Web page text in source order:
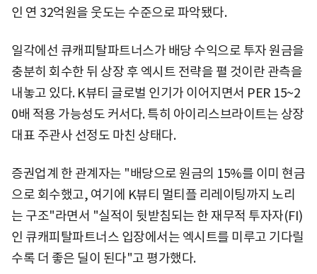
인 연 32억원을 웃도는 수준으로 파악됐다.
일각에선 큐캐피탈파트너스가 배당 수익으로 투자 원금을
충분히 회수한 뒤 상장 후 엑시트 전략을 펼 것이란 관측을
내놓고 있다. K뷰티 글로벌 인기가 이어지면서 PER 15~2
0배 적용 가능성도 커서다. 특히 아이리스브라이트는 상장
대표 주관사 선정도 마친 상태다.
증권업계 한 관계자는 "배당으로 원금의 15%를 이미 현금
으로 회수했고, 여기에 K뷰티 멀티플 리레이팅까지 노리
는 구조"라면서 "실적이 뒷받침되는 한 재무적 투자자(FI)
인 큐캐피탈파트너스 입장에서는 엑시트를 미루고 기다릴
수록 더 좋은 딜이 된다"고 평가했다.